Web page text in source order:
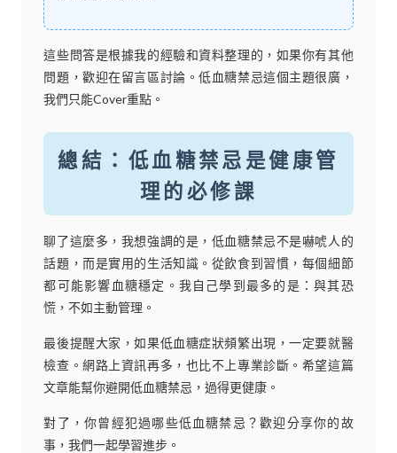
這些問答是根據我的經驗和資料整理的，如果你有其他
問題，歡迎在留言區討論。低血糖禁忌這個主題很廣，
我們只能Cover重點。
總結：低血糖禁忌是健康管
理的必修課
聊了這麼多，我想強調的是，低血糖禁忌不是嚇唬人的
話題，而是實用的生活知識。從飲食到習慣，每個細節
都可能影響血糖穩定。我自己學到最多的是：與其恐
慌，不如主動管理。
最後提醒大家，如果低血糖症狀頻繁出現，一定要就醫
檢查。網路上資訊再多，也比不上專業診斷。希望這篇
文章能幫你避開低血糖禁忌，過得更健康。
對了，你曾經犯過哪些低血糖禁忌？歡迎分享你的故
事，我們一起學習進步。